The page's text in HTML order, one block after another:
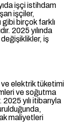
işçi istihdam
işçiler,
birçok farklı
2025 yılında
iş
elektrik tüketimi
ve soğutma
yılı itibarıyla
maliyetleri